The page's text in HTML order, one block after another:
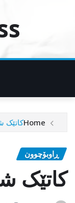
Homeکاتێک
ڕاوبۆچوون
کاتێک